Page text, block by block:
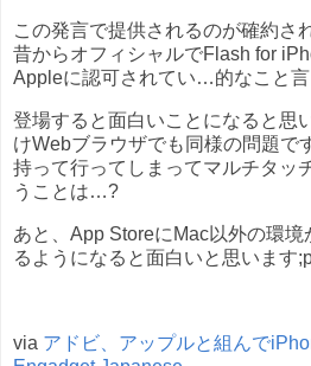
この発言で提供されるのが確約さ
昔からオフィシャルでFlash for
Appleに認可されてい…的なこと
登場すると面白いことになると思
けWebブラウザでも同様の問題で
持って行ってしまってマルチタッ
うことは…?
あと、App StoreにMac以外の環
るようになると面白いと思います
via アドビ、アップルと組んで